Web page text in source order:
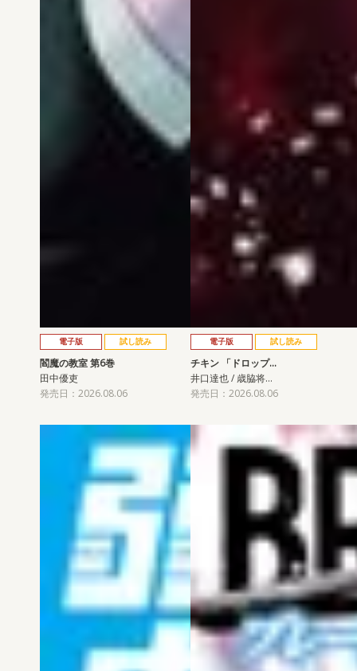
電子版 試し読み
閻魔の教室 第6巻
田中優吏
発売日：2026.08.06
電子版 試し読み
チキン 「ドロップ…
井口達也 / 歳脇将…
発売日：2026.08.06